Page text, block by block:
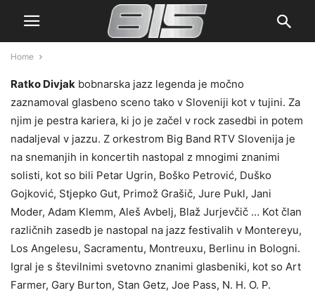
Home
Ratko Divjak bobnarska jazz legenda je močno
zaznamoval glasbeno sceno tako v Sloveniji kot v tujini. Za
njim je pestra kariera, ki jo je začel v rock zasedbi in potem
nadaljeval v jazzu. Z orkestrom Big Band RTV Slovenija je
na snemanjih in koncertih nastopal z mnogimi znanimi
solisti, kot so bili Petar Ugrin, Boško Petrović, Duško
Gojković, Stjepko Gut, Primož Grašič, Jure Pukl, Jani
Moder, Adam Klemm, Aleš Avbelj, Blaž Jurjevčič … Kot član
različnih zasedb je nastopal na jazz festivalih v Montereyu,
Los Angelesu, Sacramentu, Montreuxu, Berlinu in Bologni.
Igral je s številnimi svetovno znanimi glasbeniki, kot so Art
Farmer, Gary Burton, Stan Getz, Joe Pass, N. H. O. P.